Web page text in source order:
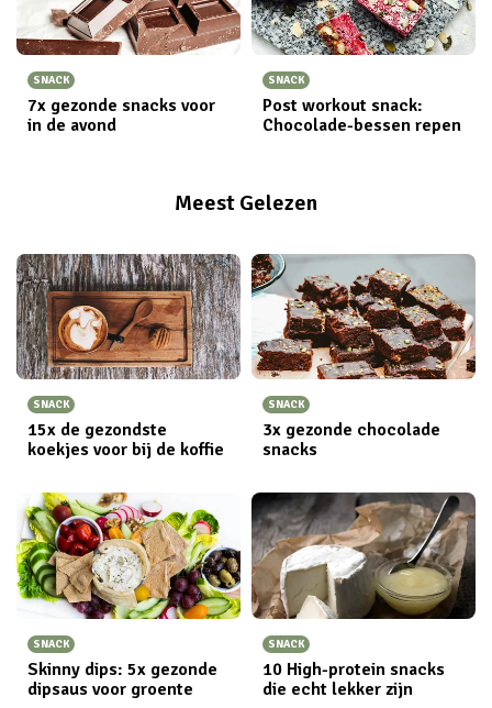
SNACK
7x gezonde snacks voor
in de avond
SNACK
Post workout snack:
Chocolade-bessen repen
Meest Gelezen
SNACK
15x de gezondste
koekjes voor bij de koffie
SNACK
3x gezonde chocolade
snacks
SNACK
Skinny dips: 5x gezonde
dipsaus voor groente
SNACK
10 High-protein snacks
die echt lekker zijn